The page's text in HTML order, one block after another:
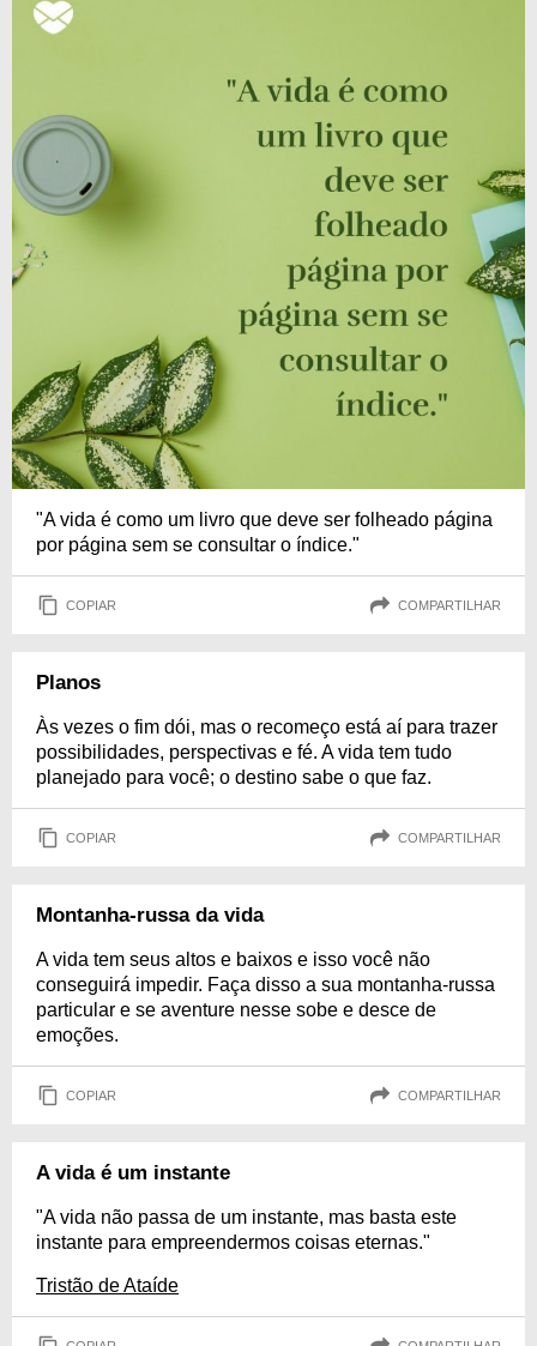
"A vida é como um livro que deve ser folheado página
por página sem se consultar o índice."
COPIAR COMPARTILHAR
Planos
Às vezes o fim dói, mas o recomeço está aí para trazer
possibilidades, perspectivas e fé. A vida tem tudo
planejado para você; o destino sabe o que faz.
COPIAR COMPARTILHAR
Montanha-russa da vida
A vida tem seus altos e baixos e isso você não
conseguirá impedir. Faça disso a sua montanha-russa
particular e se aventure nesse sobe e desce de
emoções.
COPIAR COMPARTILHAR
A vida é um instante
"A vida não passa de um instante, mas basta este
instante para empreendermos coisas eternas."
Tristão de Ataíde